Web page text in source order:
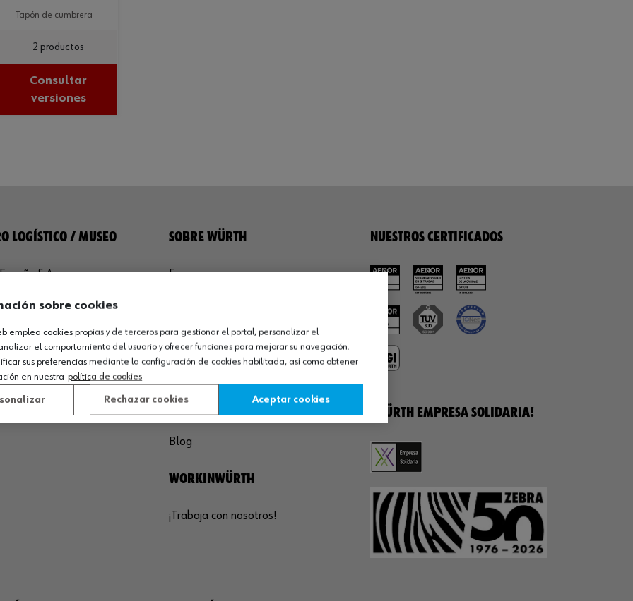
tapón de cumbrera
2 productos
Consultar
versiones
LOGÍSTICO / MUSEO
S.A
El (Agoncillo)
España
03 01
SOBRE WÜRTH
Empresa
Compliance
Calidad
Sostenibilidad
COMUNICACIÓN
Blog
WORKINWÜRTH
¡Trabaja con nosotros!
NUESTROS CERTIFICADOS
¡WÜRTH EMPRESA SOLIDARIA!
sobre cookies
emplea cookies propias y de terceros para gestionar el portal, personalizar el
el comportamiento del usuario y ofrecer funciones para mejorar su navegación.
sus preferencias mediante la configuración de cookies habilitada, así como obtener
en nuestra política de cookies
Rechazar cookies Aceptar cookies